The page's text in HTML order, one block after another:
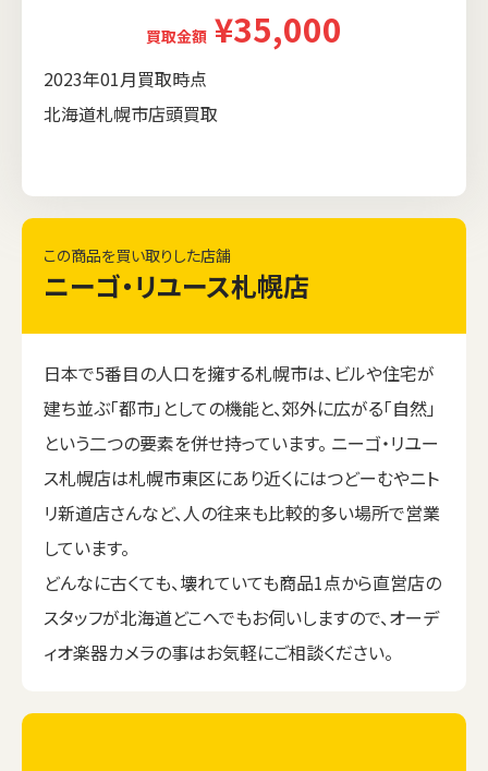
買取金額 ¥35,000
2023年01月買取時点
北海道札幌市店頭買取
この商品を買い取りした店舗
ニーゴ・リユース札幌店
日本で5番目の人口を擁する札幌市は、ビルや住宅が
建ち並ぶ「都市」としての機能と、郊外に広がる「自然」
という二つの要素を併せ持っています。 ニーゴ・リユー
ス札幌店は札幌市東区にあり近くにはつどーむやニト
リ新道店さんなど、人の往来も比較的多い場所で営業
しています。
どんなに古くても、壊れていても商品1点から直営店の
スタッフが北海道どこへでもお伺いしますので、オーデ
ィオ楽器カメラの事はお気軽にご相談ください。